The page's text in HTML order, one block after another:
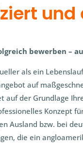
und
bewerben –
als ein
auf
auf der Grundlage
Konzept
Ausland bzw. bei
die ein